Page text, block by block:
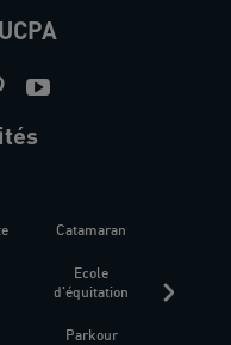
Catamaran
Ecole
d'équitation
Parkour